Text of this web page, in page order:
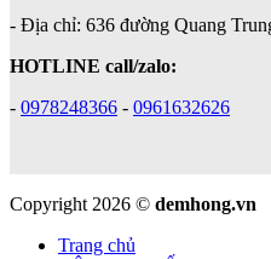
- Địa chỉ: 636 đường Quang
HOTLINE call/zalo:
- 0978248366 - 0961632626
Copyright 2026 © demhong.vn
Trang chủ